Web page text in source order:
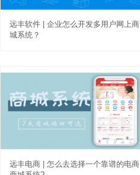
远丰软件 | 企业怎么开发多用户网上商
城系统？
远丰电商 | 怎么去选择一个靠谱的电商